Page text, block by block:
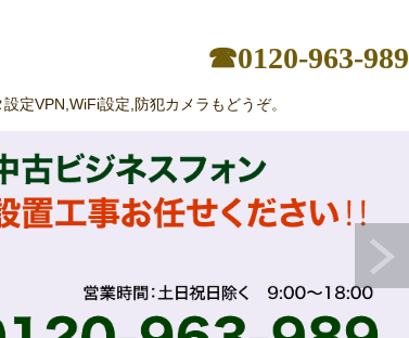
☎0120-963-989
定VPN,WiFi設定,防犯カメラもどうぞ。